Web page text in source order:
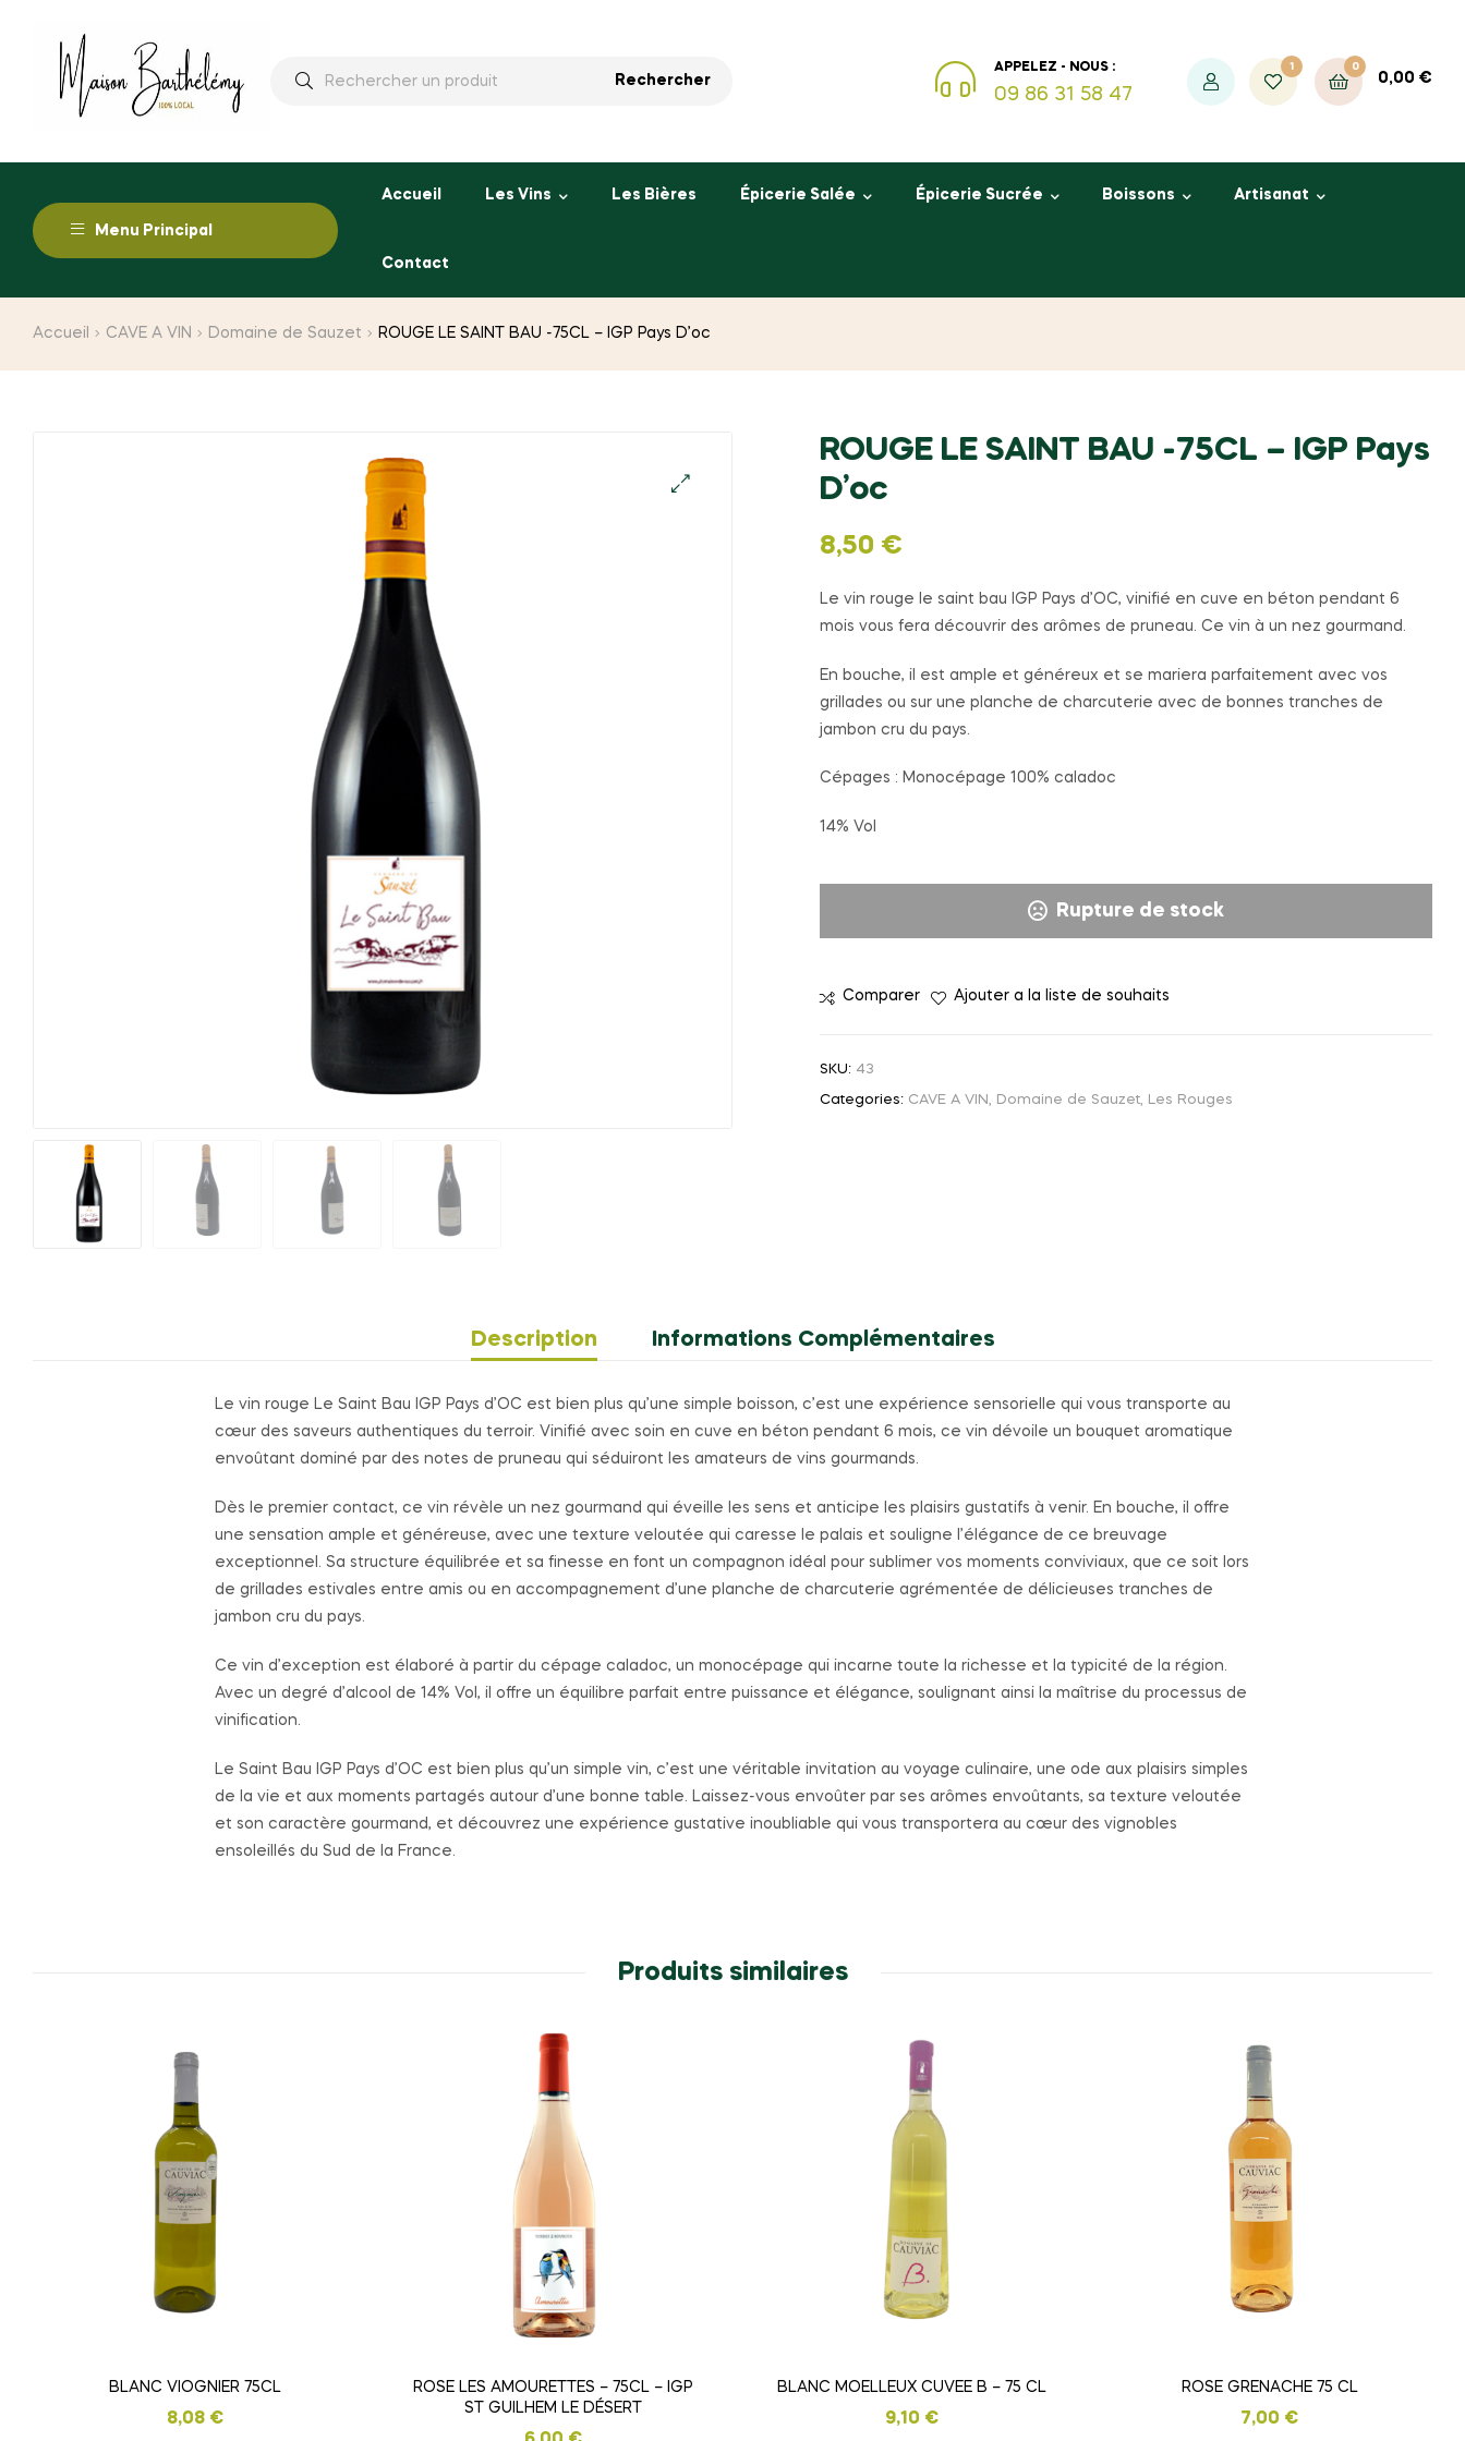
Rechercher
Rechercher
APPELEZ - NOUS :
09 86 31 58 47
1 0
0,00 €
Menu Principal
Accueil Les Vins Les Bières Épicerie Salée Épicerie Sucrée Boissons Artisanat
Contact
Accueil CAVE A VIN Domaine de Sauzet ROUGE LE SAINT BAU -75CL – IGP Pays D’oc
ROUGE LE SAINT BAU -75CL – IGP Pays
D’oc
8,50 €
Le vin rouge le saint bau IGP Pays d’OC, vinifié en cuve en béton pendant 6
mois vous fera découvrir des arômes de pruneau. Ce vin à un nez gourmand.
En bouche, il est ample et généreux et se mariera parfaitement avec vos
grillades ou sur une planche de charcuterie avec de bonnes tranches de
jambon cru du pays.
Cépages : Monocépage 100% caladoc
14% Vol
Rupture de stock
Comparer Ajouter a la liste de souhaits
SKU: 43
Categories: CAVE A VIN, Domaine de Sauzet, Les Rouges
Description Informations Complémentaires
Le vin rouge Le Saint Bau IGP Pays d’OC est bien plus qu’une simple boisson, c’est une expérience sensorielle qui vous transporte au
cœur des saveurs authentiques du terroir. Vinifié avec soin en cuve en béton pendant 6 mois, ce vin dévoile un bouquet aromatique
envoûtant dominé par des notes de pruneau qui séduiront les amateurs de vins gourmands.
Dès le premier contact, ce vin révèle un nez gourmand qui éveille les sens et anticipe les plaisirs gustatifs à venir. En bouche, il offre
une sensation ample et généreuse, avec une texture veloutée qui caresse le palais et souligne l’élégance de ce breuvage
exceptionnel. Sa structure équilibrée et sa finesse en font un compagnon idéal pour sublimer vos moments conviviaux, que ce soit lors
de grillades estivales entre amis ou en accompagnement d’une planche de charcuterie agrémentée de délicieuses tranches de
jambon cru du pays.
Ce vin d’exception est élaboré à partir du cépage caladoc, un monocépage qui incarne toute la richesse et la typicité de la région.
Avec un degré d’alcool de 14% Vol, il offre un équilibre parfait entre puissance et élégance, soulignant ainsi la maîtrise du processus de
vinification.
Le Saint Bau IGP Pays d’OC est bien plus qu’un simple vin, c’est une véritable invitation au voyage culinaire, une ode aux plaisirs simples
de la vie et aux moments partagés autour d’une bonne table. Laissez-vous envoûter par ses arômes envoûtants, sa texture veloutée
et son caractère gourmand, et découvrez une expérience gustative inoubliable qui vous transportera au cœur des vignobles
ensoleillés du Sud de la France.
Produits similaires
BLANC VIOGNIER 75CL
8,08 €
ROSE LES AMOURETTES – 75CL – IGP
ST GUILHEM LE DÉSERT
BLANC MOELLEUX CUVEE B – 75 CL
9,10 €
ROSE GRENACHE 75 CL
7,00 €